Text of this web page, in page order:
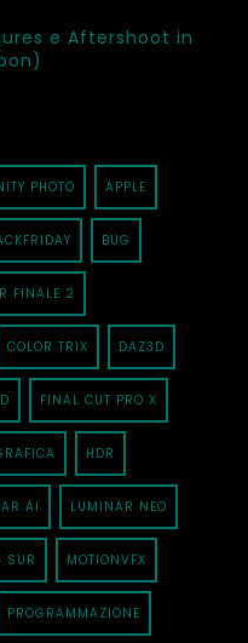
e Aftershoot in
PHOTO APPLE
BUG
FINALE 2
COLOR TRIX DAZ3D
FINAL CUT PRO X
HDR
AI LUMINAR NEO
SUR MOTIONVFX
PROGRAMMAZIONE